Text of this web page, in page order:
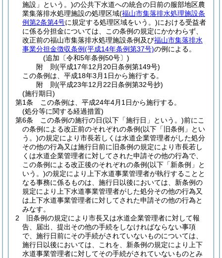
施設」という。)の公共下水道への統合の日前の服部地区農
業集落排水処理施設の処理区域(福山市集落排水処理施設条
例第2条第4号に規定する処理区域をいう。)における受益者
に係る分担金については、この条例の規定にかかわらず、
改正前の福山市集落排水処理施設条例及び福山市集落排水
事業分担金徴収条例(平成14年条例第37号)の例による。
(追加〔令和5年条例50号〕)
附 則(平成17年12月20日条例第149号)
この条例は、平成18年3月1日から施行する。
附 則(平成23年12月22日条例第32号抄)
(施行期日)
第1条
この条例は、平成24年4月1日から施行する。
(処分等に関する経過措置)
第6条
この条例の施行の日(以下「施行日」という。)前にこ
の条例による改正前のそれぞれの条例(以下「旧条例」とい
う。)の規定により市長若しくは水道企業管理者がした処分
その他の行為又は施行日前に旧条例の規定により市長若し
くは水道企業管理者に対してされた申請その他の行為で、
この条例による改正後のそれぞれの条例(以下「新条例」と
いう。)の規定により上下水道事業管理者が執行することと
なる事務に係るものは、施行日以後においては、新条例の
規定により上下水道事業管理者がした処分その他の行為又
は上下水道事業管理者に対してされた申請その他の行為と
みなす。
2
旧条例の規定により市長又は水道企業管理者に対して報
告、届出、提出その他の手続をしなければならない事項
で、施行日前にその手続がされていないものについては、
施行日以後においては、これを、新条例の規定により上下
水道事業管理者に対してその手続がされていないものとみ